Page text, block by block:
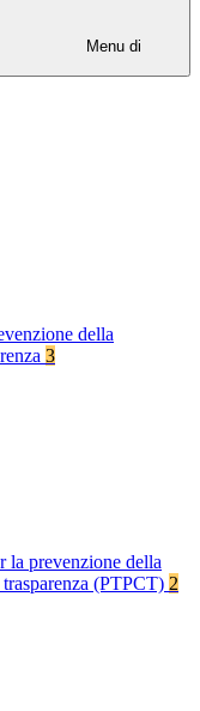
Menu di
della
3
la prevenzione della
(PTPCT) 2